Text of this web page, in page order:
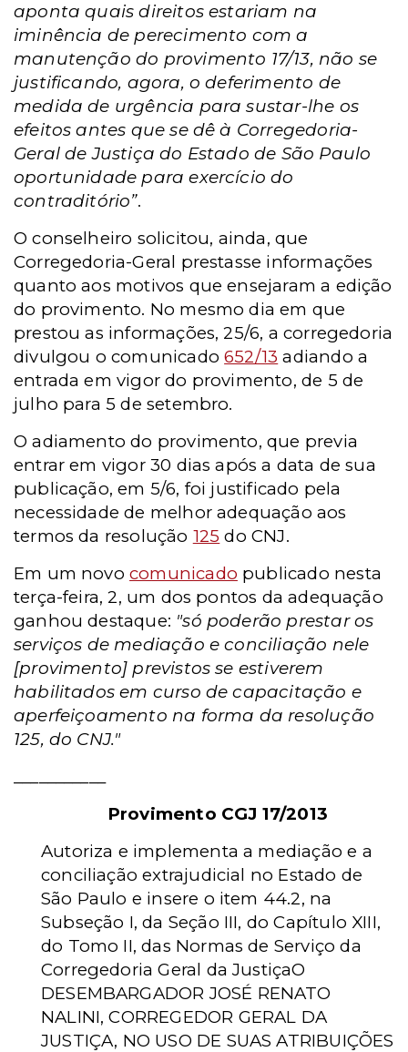
aponta quais direitos estariam na
iminência de perecimento com a
manutenção do provimento 17/13, não se
justificando, agora, o deferimento de
medida de urgência para sustar-lhe os
efeitos antes que se dê à Corregedoria-
Geral de Justiça do Estado de São Paulo
oportunidade para exercício do
contraditório”.
O conselheiro solicitou, ainda, que
Corregedoria-Geral prestasse informações
quanto aos motivos que ensejaram a edição
do provimento. No mesmo dia em que
prestou as informações, 25/6, a corregedoria
divulgou o comunicado652/13 adiando a
entrada em vigor do provimento, de 5 de
julho para 5 de setembro.
O adiamento do provimento, que previa
entrar em vigor 30 dias após a data de sua
publicação, em 5/6, foi justificado pela
necessidade de melhor adequação aos
termos da resolução 125 do CNJ.
Em um novocomunicado publicado nesta
terça-feira, 2, um dos pontos da adequação
ganhou destaque: "só poderão prestar os
serviços de mediação e conciliação nele
[provimento] previstos se estiverem
habilitados em curso de capacitação e
aperfeiçoamento na forma da resolução
125, do CNJ."
Provimento CGJ 17/2013
Autoriza e implementa a mediação e a
conciliação extrajudicial no Estado de
São Paulo e insere o item 44.2, na
Subseção I, da Seção III, do Capítulo XIII,
do Tomo II, das Normas de Serviço da
Corregedoria Geral da JustiçaO
DESEMBARGADOR JOSÉ RENATO
NALINI, CORREGEDOR GERAL DA
JUSTIÇA, NO USO DE SUAS ATRIBUIÇÕES